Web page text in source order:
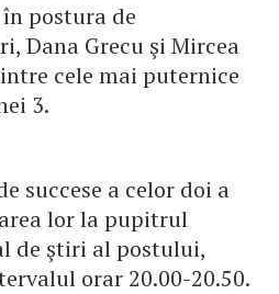
postura de
Dana Grecu şi Mircea
cele mai puternice
3.
succese a celor doi a
lor la pupitrul
de ştiri al postului,
orar 20.00-20.50.